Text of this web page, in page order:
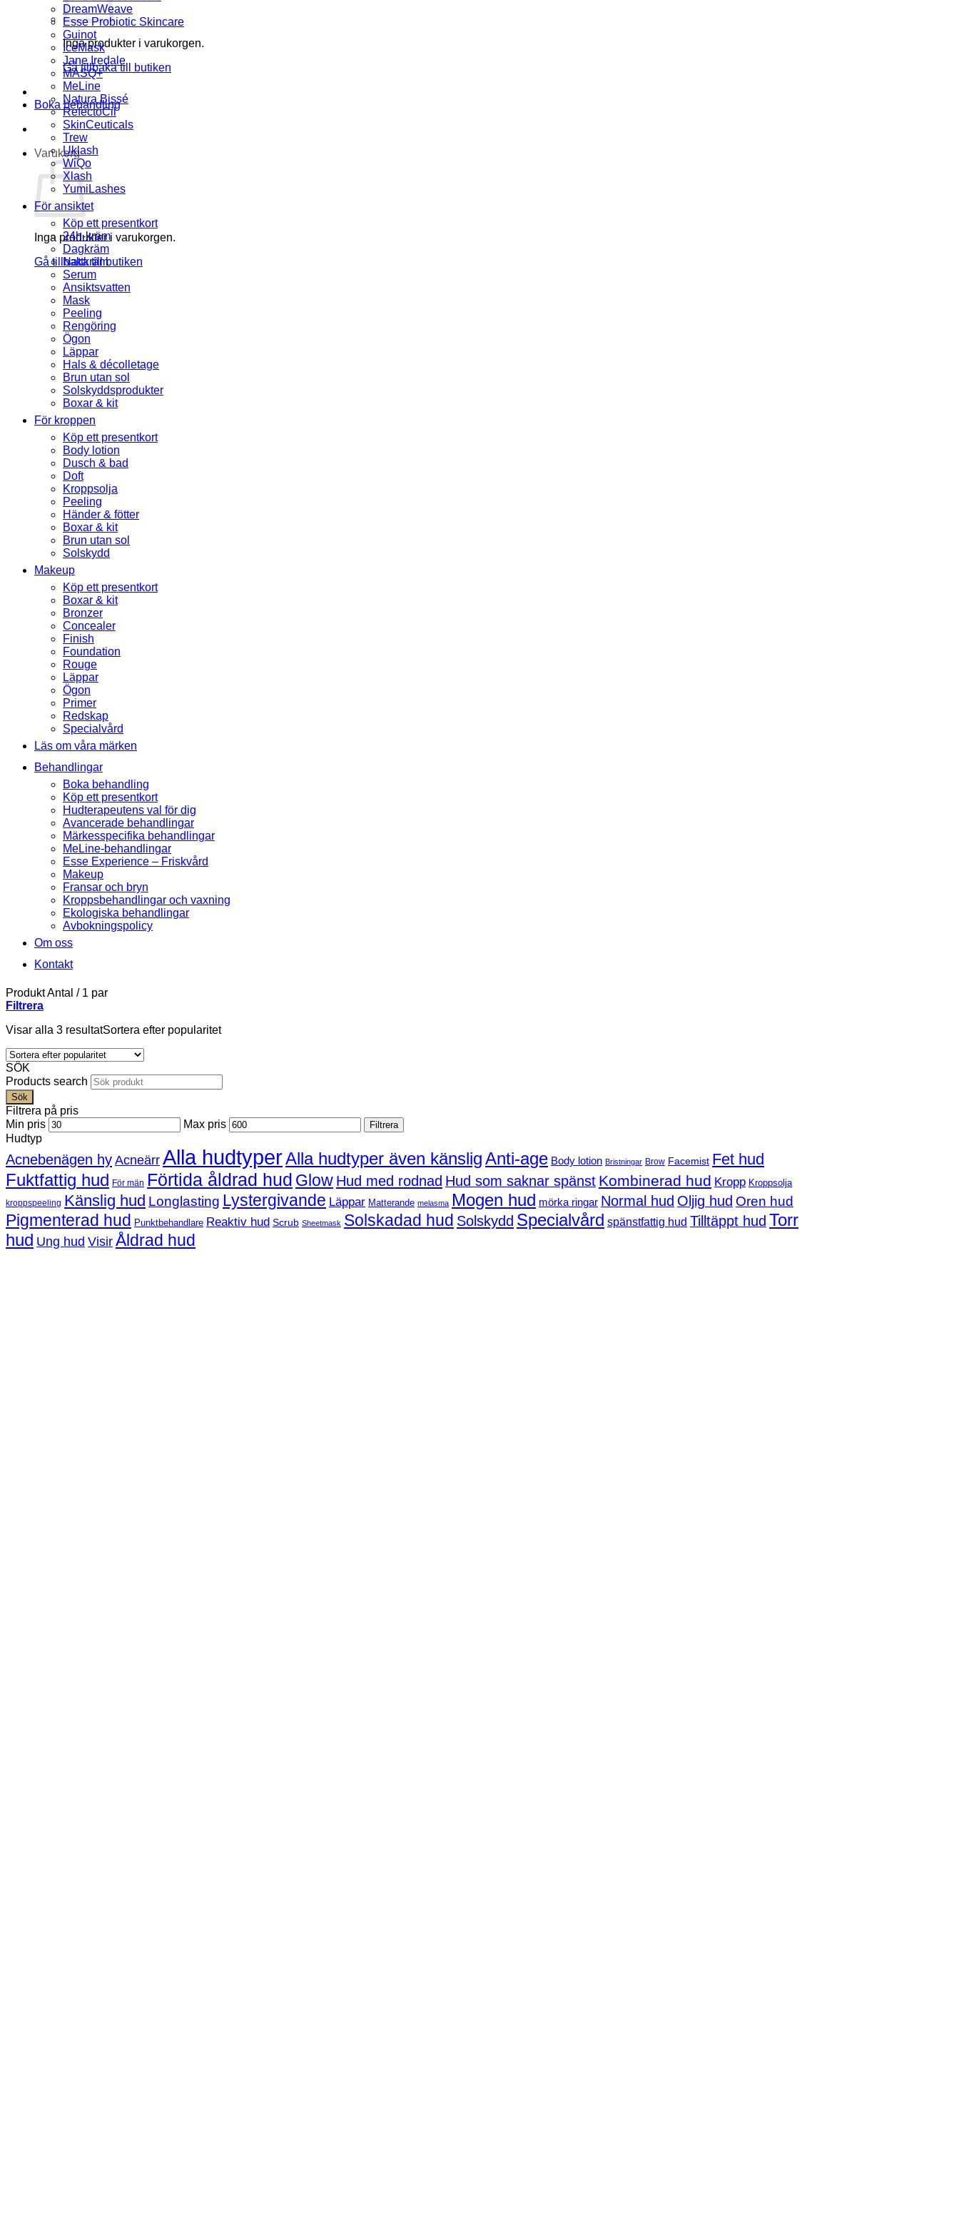
Inga produkter i varukorgen.
Gå tillbaka till butiken
Boka behandling
Varukorg
Inga produkter i varukorgen.
Gå tillbaka till butiken
DreamWeave
Esse Probiotic Skincare
Guinot
IceMask
Jane Iredale
MASQ+
MeLine
Natura Bissé
RefectoCil
SkinCeuticals
Trew
Uklash
WiQo
Xlash
YumiLashes
För ansiktet
Köp ett presentkort
24h-kräm
Dagkräm
Nattkräm
Serum
Ansiktsvatten
Mask
Peeling
Rengöring
Ögon
Läppar
Hals & décolletage
Brun utan sol
Solskyddsprodukter
Boxar & kit
För kroppen
Köp ett presentkort
Body lotion
Dusch & bad
Doft
Kroppsolja
Peeling
Händer & fötter
Boxar & kit
Brun utan sol
Solskydd
Makeup
Köp ett presentkort
Boxar & kit
Bronzer
Concealer
Finish
Foundation
Rouge
Läppar
Ögon
Primer
Redskap
Specialvård
Läs om våra märken
Behandlingar
Boka behandling
Köp ett presentkort
Hudterapeutens val för dig
Avancerade behandlingar
Märkesspecifika behandlingar
MeLine-behandlingar
Esse Experience – Friskvård
Makeup
Fransar och bryn
Kroppsbehandlingar och vaxning
Ekologiska behandlingar
Avbokningspolicy
Om oss
Kontakt
Produkt Antal /1 par
Filtrera
Visar alla 3 resultatSortera efter popularitet
SÖK
Products search
Sök
Filtrera på pris
Min pris
Max pris Filtrera
Hudtyp
Acnebenägen hy Acneärr Alla hudtyperAlla hudtyper även känsligAnti-age Body lotion Bristningar Brow Facemist Fet hud
Fuktfattig hud För män Förtida åldrad hud Glow Hud med rodnad Hud som saknar spänst Kombinerad hud Kropp Kroppsolja
kroppspeeling Känslig hud Longlasting Lystergivande Läppar Matterande melasma Mogen hud mörka ringar Normal hud Oljig hud Oren hud
Pigmenterad hud Punktbehandlare Reaktiv hud Scrub Sheetmask Solskadad hud Solskydd Specialvård spänstfattig hud Tilltäppt hud Torr
hud Ung hud VisirÅldrad hud